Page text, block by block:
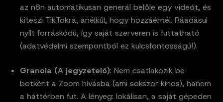
az n8n automatikusan generál belőle egy videót, és
kiteszi TikTokra, anélkül, hogy hozzáérnél. Ráadásul
nyílt forráskódú, így saját szerveren is futtatható
(adatvédelmi szempontból ez kulcsfontosságú!).
Granola (A jegyzetelő): Nem csatlakozik be
botként a Zoom hívásba (ami sokszor kínos), hanem
a háttérben fut. A lényeg: lokálisan, a saját gépeden